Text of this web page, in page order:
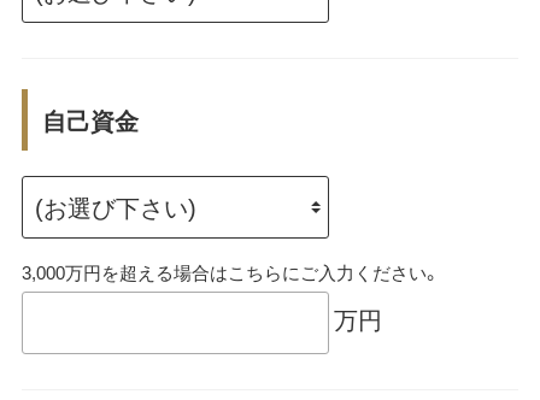
自己資金
3,000万円を超える場合はこちらにご入力ください。
万円